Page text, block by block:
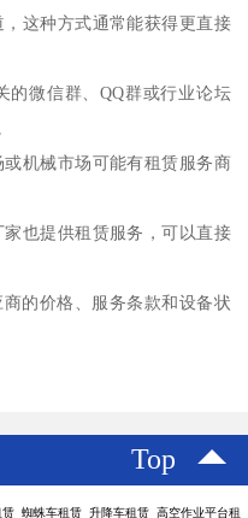
这种方式通常能获得更直接
的微信群、QQ群或行业论坛
机械市场可能有租赁服务商
也提供租赁服务，可以直接
的价格、服务条款和设备状
Top
蜘蛛车租赁 升降车租赁 高空作业平台租